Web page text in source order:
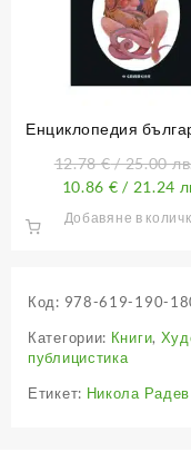
Енциклопедия
12.78€/ 25.00
10.86 € / 21.24
Добавяне в
Код: 978-619-190-
Категории: Книги,
публицистика
Етикет: Никола Радев